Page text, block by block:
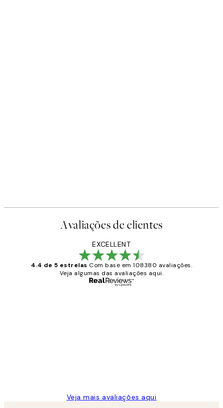
Avaliações de clientes
EXCELLENT
4.4 de 5 estrelas Com base em 108380 avaliações.
Veja algumas das avaliações aqui.
Veja mais avaliações aqui